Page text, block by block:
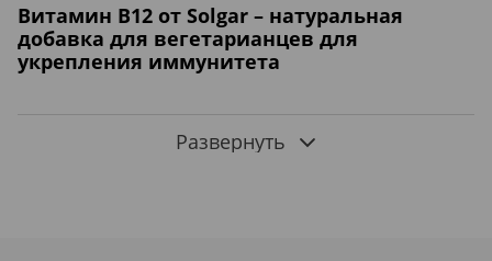
Витамин В12 от Solgar – натуральная
добавка для вегетарианцев для
укрепления иммунитета
одним из важных и активных компонентов В-группы, при
Развернуть